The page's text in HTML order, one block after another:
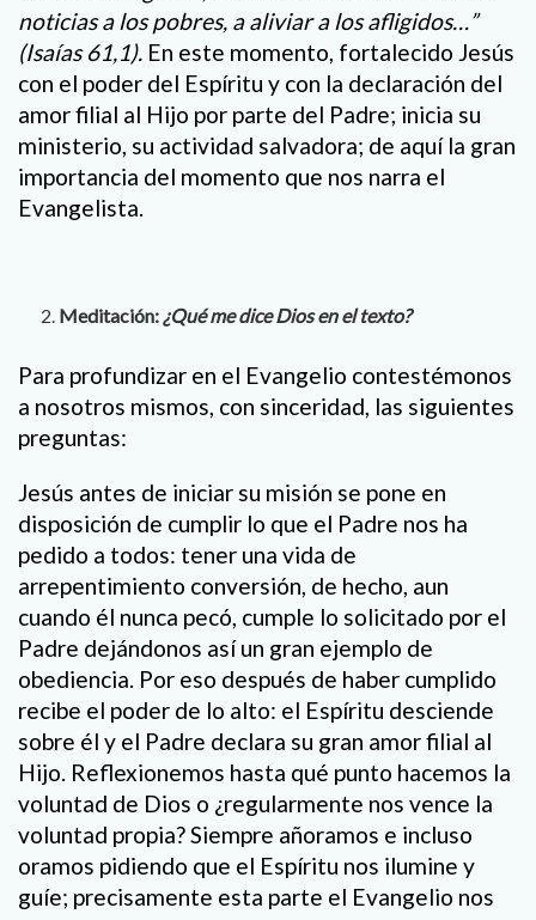
noticias a los pobres, a aliviar a los afligidos…”
(Isaías 61,1). En este momento, fortalecido Jesús
con el poder del Espíritu y con la declaración del
amor filial al Hijo por parte del Padre; inicia su
ministerio, su actividad salvadora; de aquí la gran
importancia del momento que nos narra el
Evangelista.
Meditación: ¿Qué me dice Dios en el texto?
Para profundizar en el Evangelio contestémonos
a nosotros mismos, con sinceridad, las siguientes
preguntas:
Jesús antes de iniciar su misión se pone en
disposición de cumplir lo que el Padre nos ha
pedido a todos: tener una vida de
arrepentimiento conversión, de hecho, aun
cuando él nunca pecó, cumple lo solicitado por el
Padre dejándonos así un gran ejemplo de
obediencia. Por eso después de haber cumplido
recibe el poder de lo alto: el Espíritu desciende
sobre él y el Padre declara su gran amor filial al
Hijo. Reflexionemos hasta qué punto hacemos la
voluntad de Dios o ¿regularmente nos vence la
voluntad propia? Siempre añoramos e incluso
oramos pidiendo que el Espíritu nos ilumine y
guíe; precisamente esta parte el Evangelio nos